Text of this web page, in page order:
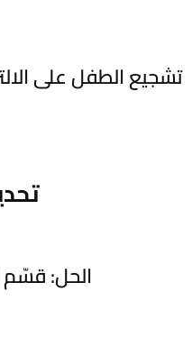
تشجيع الطفل على
الحل: قسّم